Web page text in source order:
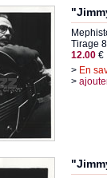
Tirage
12.00 €
> En
>